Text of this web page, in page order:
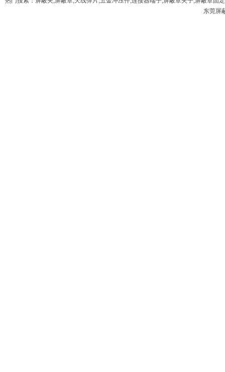
东莞屏